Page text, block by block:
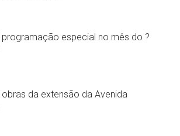
especial no mês do ?
da extensão da Avenida